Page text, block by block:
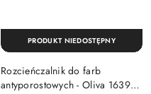
Rozcieńczalnik do farb
antyporostowych - Oliva 1639
PRODUKT NIEDOSTĘPNY